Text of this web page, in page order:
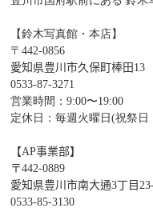
【鈴⽊写真館・本店】
〒442-0856
愛知県豊川市久保町棒田 13
0533-87-3271
営業時間：9:00〜19:00
定休日：毎週火曜日(祝祭日
【AP事業部】
〒442-0889
愛知県豊川市南⼤通3丁⽬
0533-85-3130